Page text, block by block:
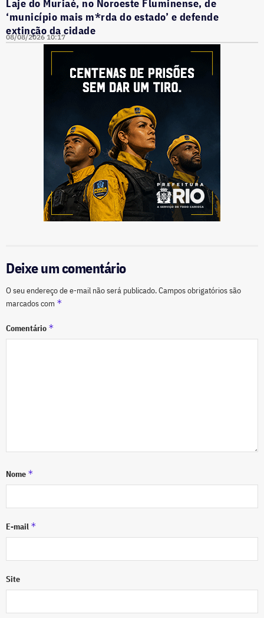
Laje do Muriaé, no Noroeste Fluminense, de
‘município mais m*rda do estado’ e defende
extinção da cidade
08/08/2026 10:17
Deixe um comentário
O seu endereço de e-mail não será publicado.Campos obrigatórios são
marcados com *
Comentário *
Nome *
E-mail *
Site